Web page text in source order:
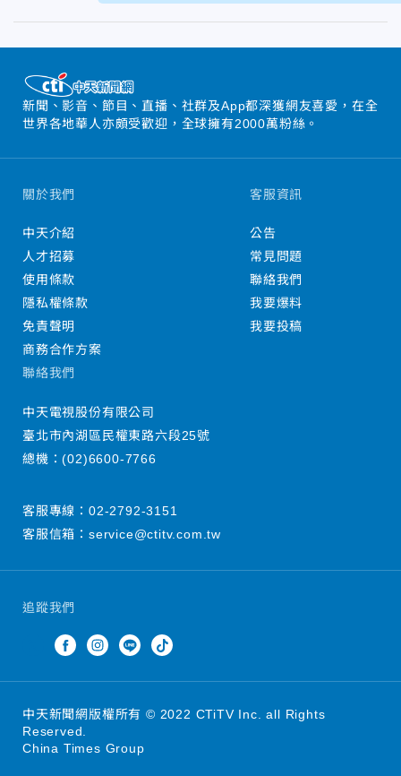
新聞、影音、節目、直播、社群及App都深獲網友喜愛，在全
世界各地華人亦頗受歡迎，全球擁有2000萬粉絲。
追蹤我們
關於我們
中天介紹
人才招募
使用條款
隱私權條款
免責聲明
商務合作方案
客服資訊
公告
常見問題
聯絡我們
我要爆料
我要投稿
聯絡我們
中天電視股份有限公司
臺北市內湖區民權東路六段25號
總機：(02)6600-7766
客服專線： 02-2792-3151
客服信箱： service@ctitv.com.tw
中天新聞網版權所有 © 2022 CTiTV Inc. all Rights
Reserved.
China Times Group